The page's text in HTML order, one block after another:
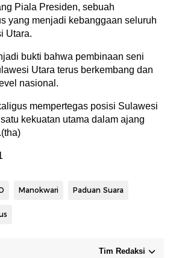
Piala Presiden, sebuah
yang menjadi kebanggaan seluruh
Utara.
bukti bahwa pembinaan seni
Utara terus berkembang dan
nasional.
mempertegas posisi Sulawesi
kekuatan utama dalam ajang
Manokwari Paduan Suara
Tim Redaksi